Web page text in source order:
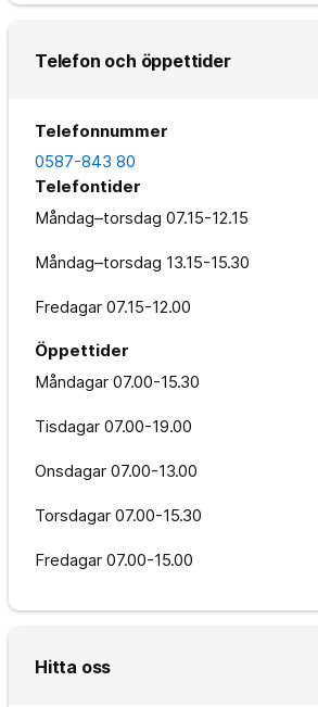
Telefon och öppettider
Telefonnummer
0587-843 80
Telefontider
Måndag–torsdag 07.15-12.15
Måndag–torsdag 13.15-15.30
Fredagar 07.15-12.00
Öppettider
Måndagar 07.00-15.30
Tisdagar 07.00-19.00
Onsdagar 07.00-13.00
Torsdagar 07.00-15.30
Fredagar 07.00-15.00
Hitta oss